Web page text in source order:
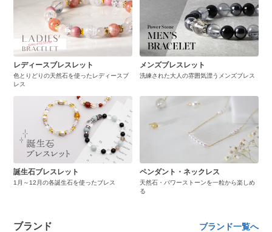
レディースブレスレット
色とりどりの天然石を使ったレディースブ
レス
メンズブレスレット
洗練された大人の雰囲気漂うメンズブレス
誕生石ブレスレット
1月～12月の各誕生石を使ったブレス
ペンダント・ネックレス
天然石・パワーストーンを一粒から楽しめ
る
ブランド ブランド一覧へ